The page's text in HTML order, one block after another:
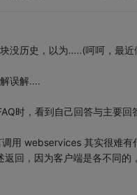
没历史，以为.....(呵呵，最近
误解....
时，看到自己回答与主要回
用 webservices 其实很难
回，因为客户端是各不同